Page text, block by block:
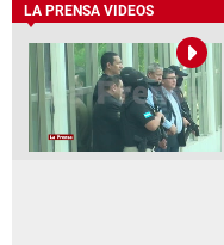
LA PRENSA VIDEOS